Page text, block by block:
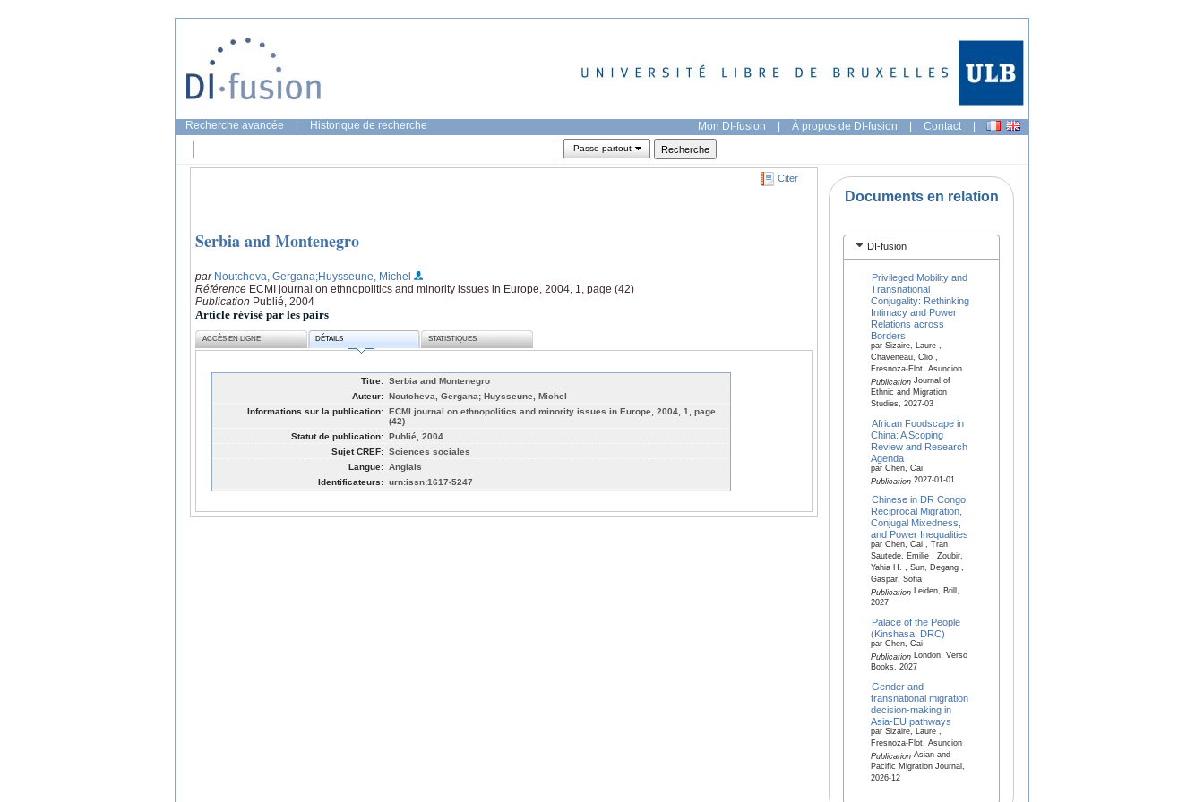
Recherche avancée Historique de recherche Mon DI-fusion | À propos de DI-fusion | Contact |
Passe-partout
Citer
Serbia and Montenegro
par Noutcheva, Gergana;Huysseune, Michel
Référence ECMI journal on ethnopolitics and minority issues in Europe, 2004, 1, page (42)
Publication Publié, 2004
Article révisé par les pairs
ACCÈS EN LIGNE DÉTAILS STATISTIQUES
Titre: Serbia and Montenegro
Auteur: Noutcheva, Gergana; Huysseune, Michel
Informations sur la publication: ECMI journal on ethnopolitics and minority issues in Europe, 2004, 1, page
(42)
Statut de publication: Publié, 2004
Sujet CREF: Sciences sociales
Langue: Anglais
Identificateurs: urn:issn:1617-5247
Documents en relation
DI-fusion
Privileged Mobility and
Transnational
Conjugality: Rethinking
Intimacy and Power
Relations across
Borders
par Sizaire, Laure ,
Chaveneau, Clio ,
Fresnoza-Flot, Asuncion
PublicationJournal of
Ethnic and Migration
Studies, 2027-03
African Foodscape in
China: A Scoping
Review and Research
Agenda
par Chen, Cai
Publication2027-01-01
Chinese in DR Congo:
Reciprocal Migration,
Conjugal Mixedness,
and Power Inequalities
par Chen, Cai , Tran
Sautede, Emilie , Zoubir,
Yahia H. , Sun, Degang ,
Gaspar, Sofia
PublicationLeiden, Brill,
2027
Palace of the People
(Kinshasa, DRC)
par Chen, Cai
PublicationLondon, Verso
Books, 2027
Gender and
transnational migration
decision-making in
Asia-EU pathways
par Sizaire, Laure ,
Fresnoza-Flot, Asuncion
PublicationAsian and
Pacific Migration Journal,
2026-12